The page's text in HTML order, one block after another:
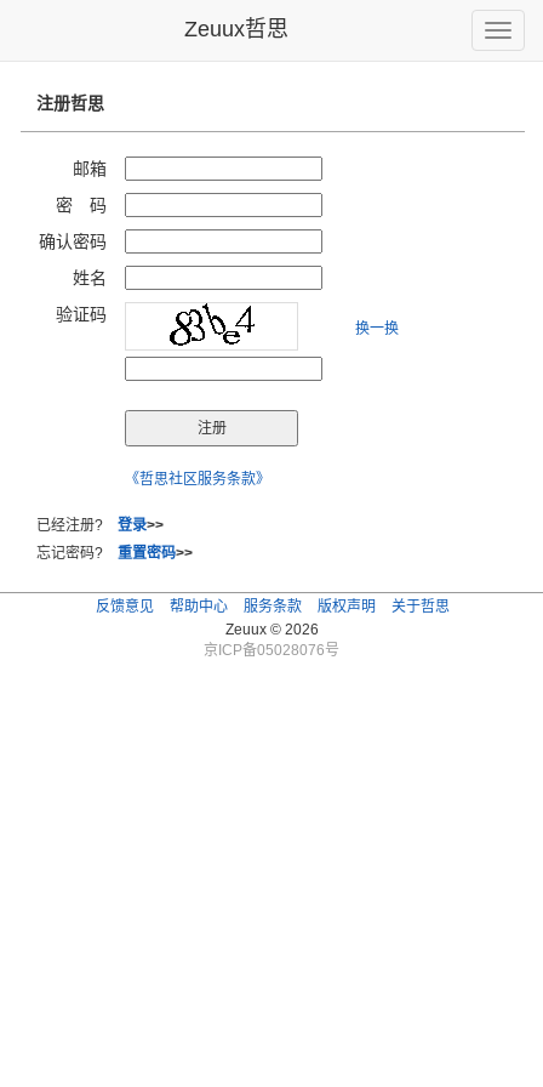
Toggle
Zeuux哲思
注册哲思
邮箱
密 码
确认密码
姓名
验证码
换一换
《哲思社区服务条款》
已经注册? 登录>>
忘记密码? 重置密码>>
反馈意见 帮助中心 服务条款 版权声明
关于哲思
Zeuux © 2026
京ICP备05028076号